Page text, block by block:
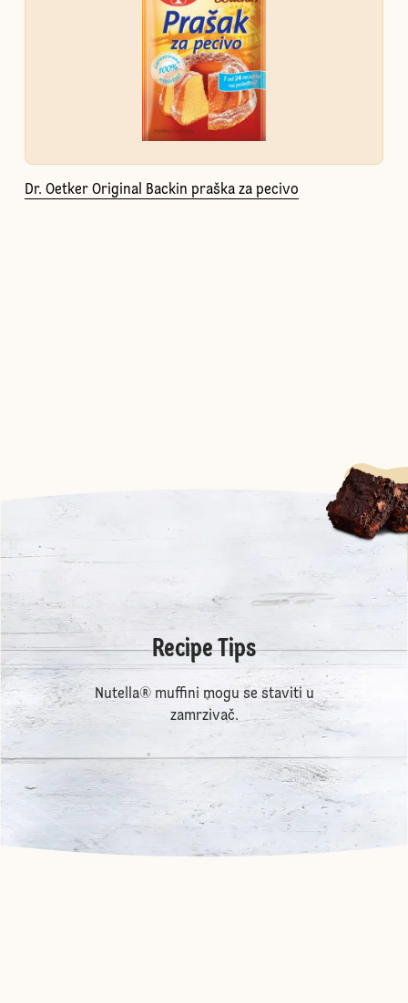
Dr. Oetker Original Backin praška za pecivo
Recipe Tips
Nutella® muffini mogu se staviti u
zamrzivač.